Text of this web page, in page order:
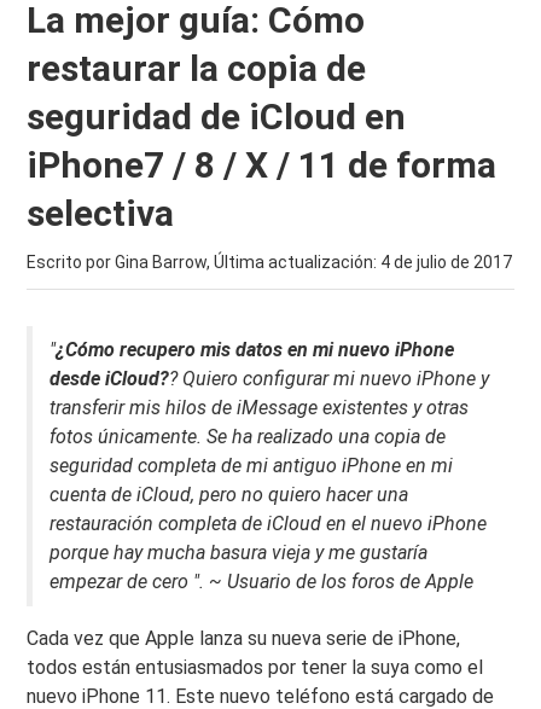
La mejor guía: Cómo
restaurar la copia de
seguridad de iCloud en
iPhone7 / 8 / X / 11 de forma
selectiva
Escrito por Gina Barrow, Última actualización: 4 de julio de 2017
"¿Cómo recupero mis datos en mi nuevo iPhone
desde iCloud?? Quiero configurar mi nuevo iPhone y
transferir mis hilos de iMessage existentes y otras
fotos únicamente. Se ha realizado una copia de
seguridad completa de mi antiguo iPhone en mi
cuenta de iCloud, pero no quiero hacer una
restauración completa de iCloud en el nuevo iPhone
porque hay mucha basura vieja y me gustaría
empezar de cero ". ~ Usuario de los foros de Apple
Cada vez que Apple lanza su nueva serie de iPhone,
todos están entusiasmados por tener la suya como el
nuevo iPhone 11. Este nuevo teléfono está cargado de